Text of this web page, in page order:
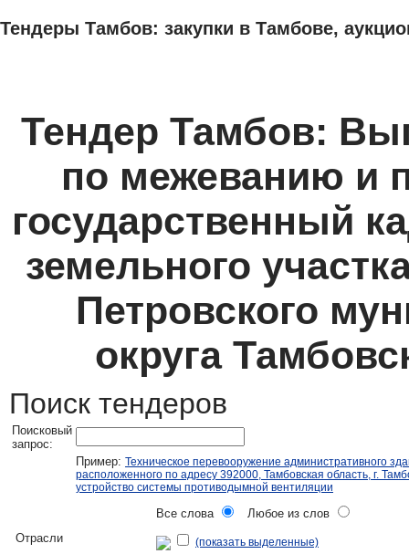
Тендеры Тамбов: закупки в Тамбове,
Тендер Тамбов:
по межеванию и
государственный
земельного
Петровского
округа
Поиск тендеров
Поисковый
запрос:
Пример: Техническое перевооружение административного
расположенного по адресу 392000, Тамбовская область, г.
устройство системы противодымной вентиляции
Все слова
Любое из слов
Отрасли
(показать выделенные)